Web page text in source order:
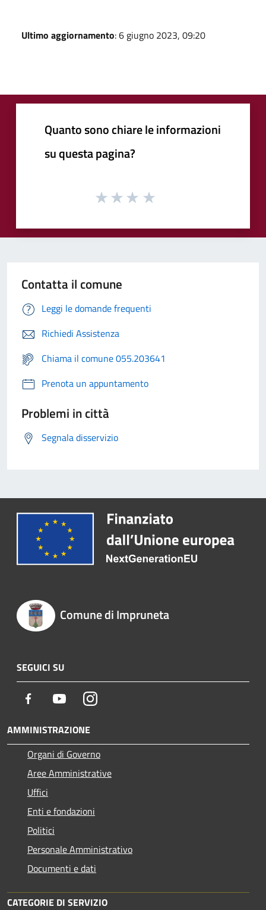
Ultimo aggiornamento: 6 giugno 2023, 09:20
Quanto sono chiare le informazioni
su questa pagina?
Contatta il comune
Leggi le domande frequenti
Richiedi Assistenza
Chiama il comune 055.203641
Prenota un appuntamento
Problemi in città
Segnala disservizio
Comune di Impruneta
SEGUICI SU
Facebook YoutubeInstagram
AMMINISTRAZIONE
Organi di Governo
Aree Amministrative
Uffici
Enti e fondazioni
Politici
Personale Amministrativo
Documenti e dati
CATEGORIE DI SERVIZIO